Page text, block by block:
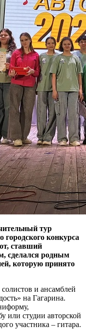
тур
городского конкурса
ставший
сделался родным
которую принято
и ансамблей
на Гагарина.
или студии авторской
участника – гитара.